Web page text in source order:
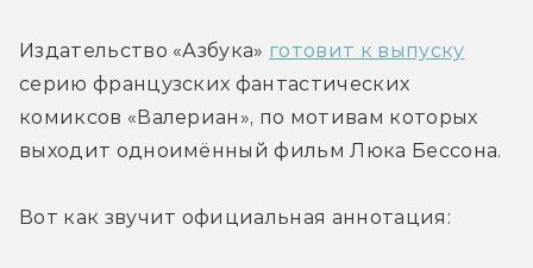
Издательство «Азбука» готовит к выпуску
серию французских фантастических
комиксов «Валериан», по мотивам которых
выходит одноимённый фильм Люка Бессона.
Вот как звучит официальная аннотация: